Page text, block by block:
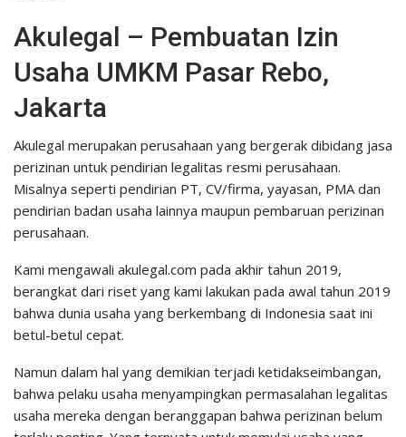
Akulegal – Pembuatan Izin
Usaha UMKM Pasar Rebo,
Jakarta
Akulegal merupakan perusahaan yang bergerak dibidang jasa
perizinan untuk pendirian legalitas resmi perusahaan.
Misalnya seperti pendirian PT, CV/firma, yayasan, PMA dan
pendirian badan usaha lainnya maupun pembaruan perizinan
perusahaan.
Kami mengawali akulegal.com pada akhir tahun 2019,
berangkat dari riset yang kami lakukan pada awal tahun 2019
bahwa dunia usaha yang berkembang di Indonesia saat ini
betul-betul cepat.
Namun dalam hal yang demikian terjadi ketidakseimbangan,
bahwa pelaku usaha menyampingkan permasalahan legalitas
usaha mereka dengan beranggapan bahwa perizinan belum